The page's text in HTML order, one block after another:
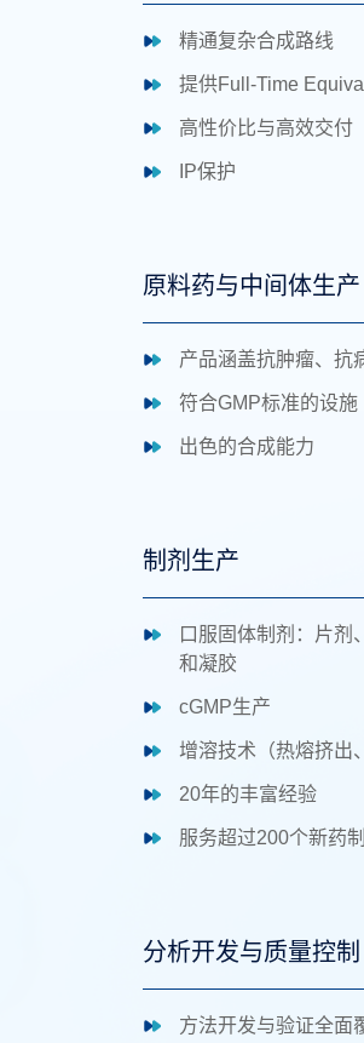
精通复杂合成路线
提供Full-Time
高性价比与高效交付
IP保护
原料药与中间体生产
产品涵盖抗肿瘤、抗
符合GMP标准的设施
出色的合成能力
制剂生产
口服固体制剂：片剂
和凝胶
cGMP生产
增溶技术（热熔挤出
20年的丰富经验
服务超过200个新药
分析开发与质量控制
方法开发与验证全面